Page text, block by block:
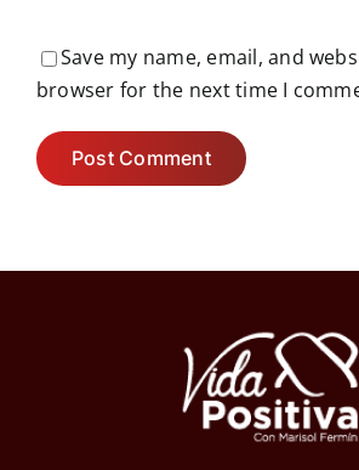
Save my name, email, and
browser for the next time I